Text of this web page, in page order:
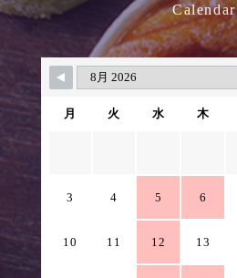
Calendar
月 火 水 木
3 4 5 6
10 11 12 13